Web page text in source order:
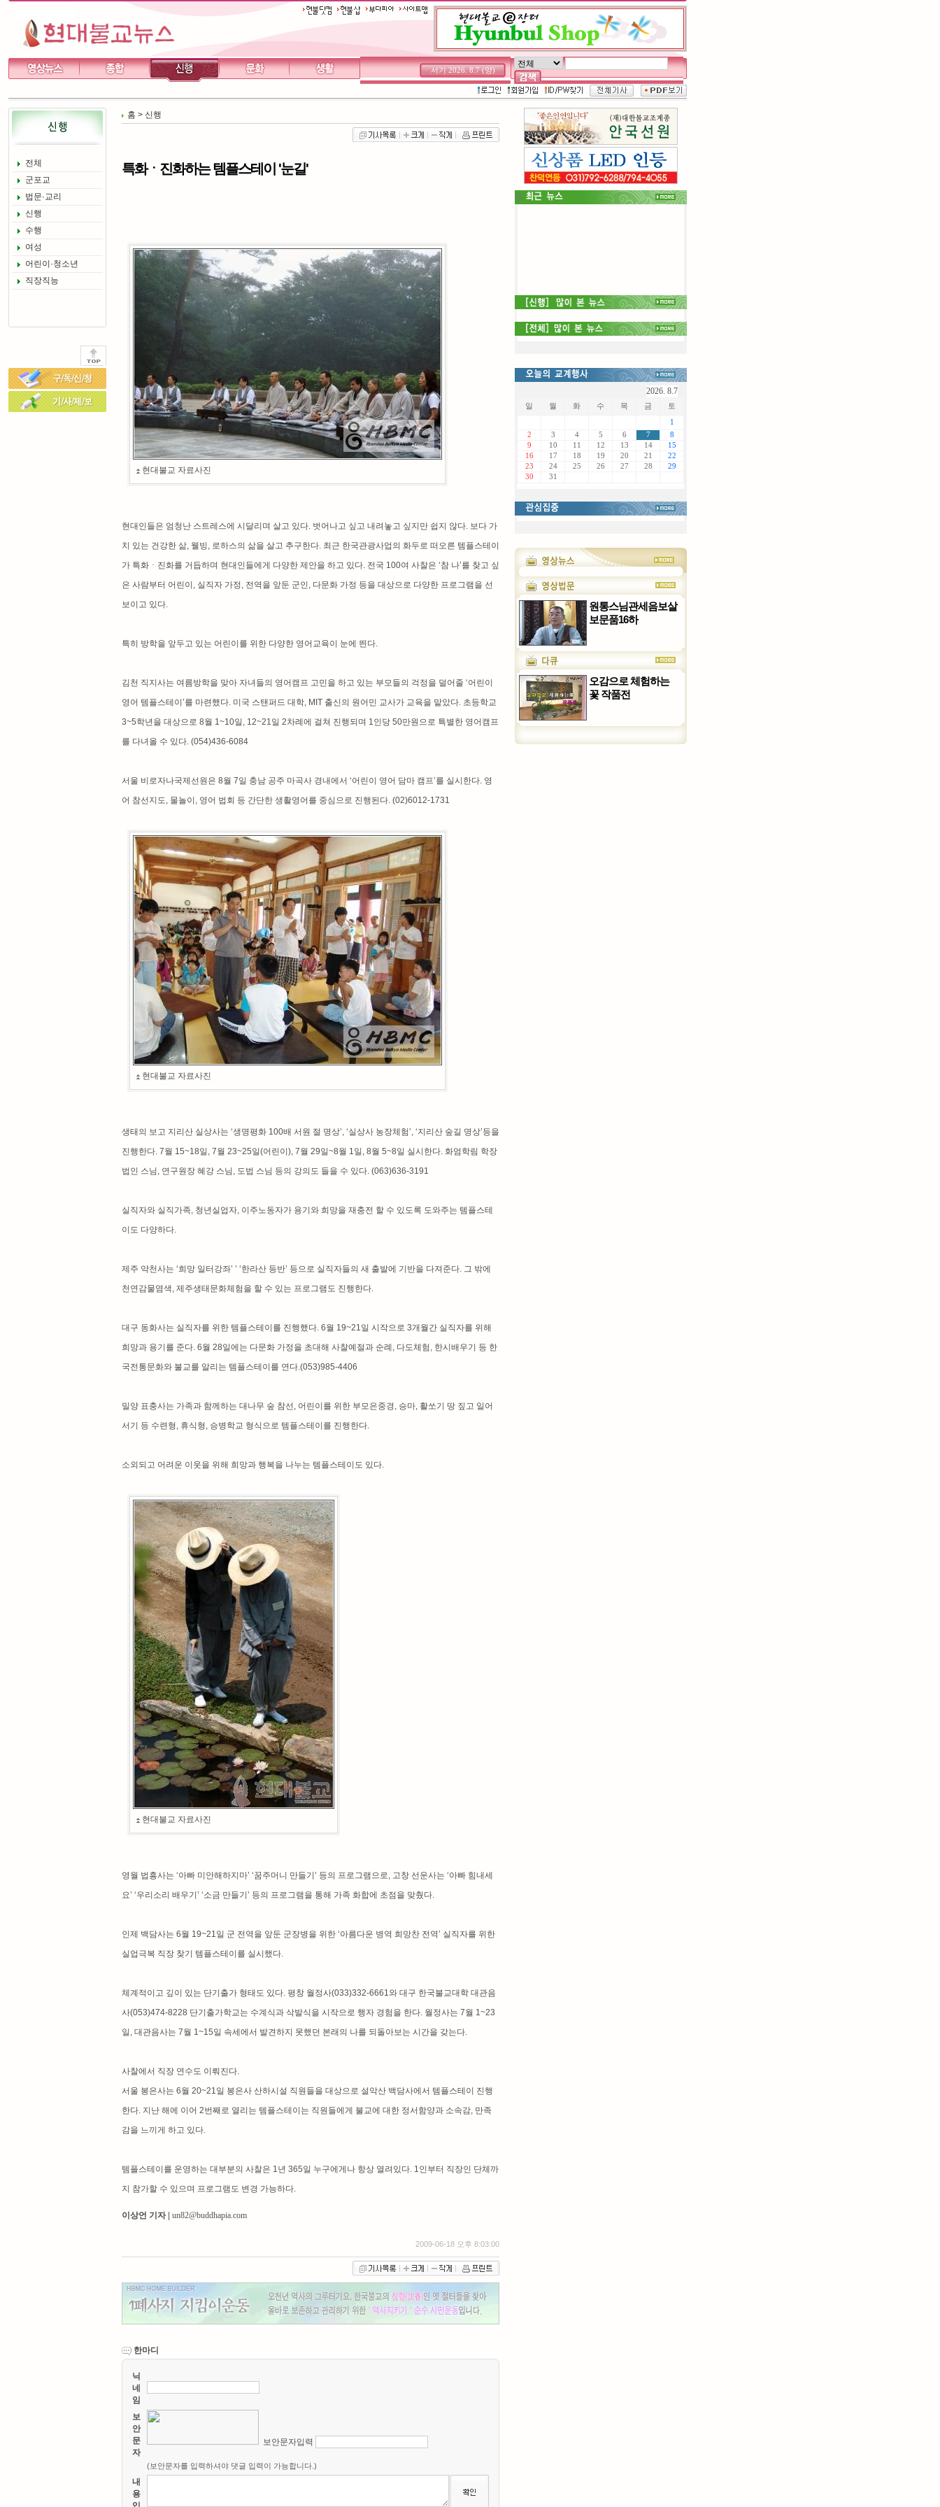
서기 2026. 8.7 (양)
전체
군포교
법문·교리
신행
수행
여성
어린이·청소년
직장직능
홈 > 신행
특화ㆍ진화하는 템플스테이 '눈길'
현대불교 자료사진
현대인들은 엄청난 스트레스에 시달리며 살고 있다. 벗어나고 싶고 내려놓고 싶지만 쉽지 않다. 보다 가
치 있는 건강한 삶, 웰빙, 로하스의 삶을 살고 추구한다. 최근 한국관광사업의 화두로 떠오른 템플스테이
가 특화ㆍ진화를 거듭하며 현대인들에게 다양한 제안을 하고 있다. 전국 100여 사찰은 ‘참 나’를 찾고 싶
은 사람부터 어린이, 실직자 가정, 전역을 앞둔 군인, 다문화 가정 등을 대상으로 다양한 프로그램을 선
보이고 있다.
특히 방학을 앞두고 있는 어린이를 위한 다양한 영어교육이 눈에 띈다.
김천 직지사는 여름방학을 맞아 자녀들의 영어캠프 고민을 하고 있는 부모들의 걱정을 덜어줄 ‘어린이
영어 템플스테이’를 마련했다. 미국 스탠퍼드 대학, MIT 출신의 원어민 교사가 교육을 맡았다. 초등학교
3~5학년을 대상으로 8월 1~10일, 12~21일 2차례에 걸쳐 진행되며 1인당 50만원으로 특별한 영어캠프
를 다녀올 수 있다. (054)436-6084
서울 비로자나국제선원은 8월 7일 충남 공주 마곡사 경내에서 ‘어린이 영어 담마 캠프’를 실시한다. 영
어 참선지도, 물놀이, 영어 법회 등 간단한 생활영어를 중심으로 진행된다. (02)6012-1731
현대불교 자료사진
생태의 보고 지리산 실상사는 ‘생명평화 100배 서원 절 명상’, ‘실상사 농장체험’, ‘지리산 숲길 명상’등을
진행한다. 7월 15~18일, 7월 23~25일(어린이), 7월 29일~8월 1일, 8월 5~8일 실시한다. 화엄학림 학장
법인 스님, 연구원장 혜강 스님, 도법 스님 등의 강의도 들을 수 있다. (063)636-3191
실직자와 실직가족, 청년실업자, 이주노동자가 용기와 희망을 재충전 할 수 있도록 도와주는 템플스테
이도 다양하다.
제주 약천사는 ‘희망 일터강좌’ ’ ‘한라산 등반’ 등으로 실직자들의 새 출발에 기반을 다져준다. 그 밖에
천연감물염색, 제주생태문화체험을 할 수 있는 프로그램도 진행한다.
대구 동화사는 실직자를 위한 템플스테이를 진행했다. 6월 19~21일 시작으로 3개월간 실직자를 위해
희망과 용기를 준다. 6월 28일에는 다문화 가정을 초대해 사찰예절과 순례, 다도체험, 한시배우기 등 한
국전통문화와 불교를 알리는 템플스테이를 연다.(053)985-4406
밀양 표충사는 가족과 함께하는 대나무 숲 참선, 어린이를 위한 부모은중경, 승마, 활쏘기 땅 짚고 일어
서기 등 수련형, 휴식형, 승병학교 형식으로 템플스테이를 진행한다.
소외되고 어려운 이웃을 위해 희망과 행복을 나누는 템플스테이도 있다.
현대불교 자료사진
영월 법흥사는 ‘아빠 미안해하지마’ ‘꿈주머니 만들기’ 등의 프로그램으로, 고창 선운사는 ‘아빠 힘내세
요’ ‘우리소리 배우기’ ‘소금 만들기’ 등의 프로그램을 통해 가족 화합에 초점을 맞췄다.
인제 백담사는 6월 19~21일 군 전역을 앞둔 군장병을 위한 ‘아름다운 병역 희망찬 전역’ 실직자를 위한
실업극복 직장 찾기 템플스테이를 실시했다.
체계적이고 깊이 있는 단기출가 형태도 있다. 평창 월정사(033)332-6661와 대구 한국불교대학 대관음
사(053)474-8228 단기출가학교는 수계식과 삭발식을 시작으로 행자 경험을 한다. 월정사는 7월 1~23
일, 대관음사는 7월 1~15일 속세에서 발견하지 못했던 본래의 나를 되돌아보는 시간을 갖는다.
사찰에서 직장 연수도 이뤄진다.
서울 봉은사는 6월 20~21일 봉은사 산하시설 직원들을 대상으로 설악산 백담사에서 템플스테이 진행
한다. 지난 해에 이어 2번째로 열리는 템플스테이는 직원들에게 불교에 대한 정서함양과 소속감, 만족
감을 느끼게 하고 있다.
템플스테이를 운영하는 대부분의 사찰은 1년 365일 누구에게나 항상 열려있다. 1인부터 직장인 단체까
지 참가할 수 있으며 프로그램도 변경 가능하다.
이상언 기자| un82@buddhapia.com
2009-06-18 오후 8:03:00
한마디
닉
네
임
보
안
문
자
보안문자입력
(보안문자를 입력하셔야 댓글 입력이 가능합니다.)
내
용
2026. 8.7
일 월 화 수 목 금 토
1
2
3 4 5 6 7
8
9
10 11 12 13 14
15
16
17 18 19 20 21
22
23
24 25 26 27 28
29
30
31
원통스님관세음보살
보문품16하
오감으로 체험하는
꽃 작품전